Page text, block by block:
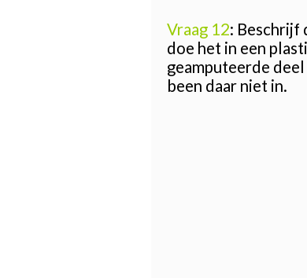
Vraag 12: Beschrijf
doe het in een
geamputeerde
been daar niet in.